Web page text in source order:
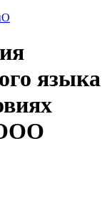
языка